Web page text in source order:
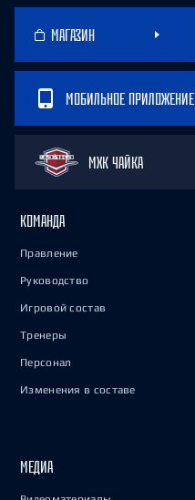
МАГАЗИН
МОБИЛЬНОЕ ПРИЛОЖЕНИЕ
МХК ЧАЙКА
КОМАНДА
Правление
Руководство
Игровой состав
Тренеры
Персонал
Изменения в составе
МЕДИА